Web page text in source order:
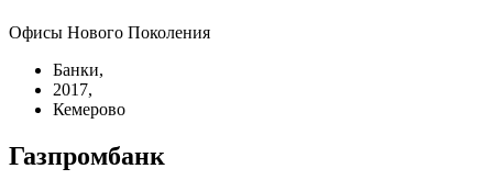
Офисы Нового Поколения
Банки,
2017,
Кемерово
Газпромбанк